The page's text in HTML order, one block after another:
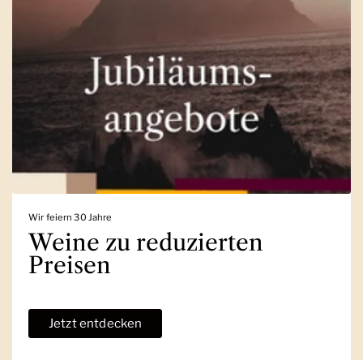
Wir feiern 30 Jahre
Weine zu reduzierten
Preisen
Jetzt entdecken